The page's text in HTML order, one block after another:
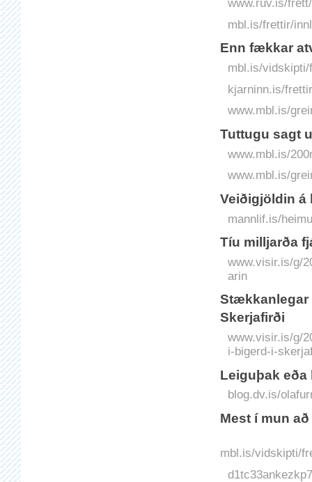
www.ruv.is/
mbl.is/frettir/
Enn fækkar
mbl.is/vidskipti/
kjarninn.is/
www.mbl.is/
Tuttugu sagt
www.mbl.is/
www.mbl.is/
Veiðigjöldin á
mannlif.is/
Tíu milljarða
www.visir.is/g/
arin
Stækkanlegar
Skerjafirði
www.visir.is/g/
i-bigerd-i-
Leiguþak
blog.dv.is/
Mest í mun
mbl.is/vidskipti/